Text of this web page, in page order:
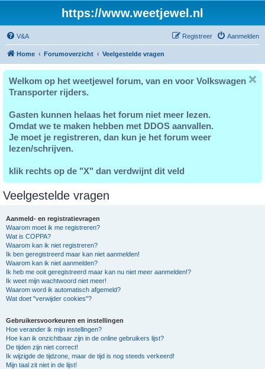
https://www.weetjewel.nl
V&A Aanmelden
Registreer
Home Forumoverzicht Veelgestelde vragen
Welkom op het weetjewel forum, van en voor Volkswagen
Transporter rijders.
Gasten kunnen helaas het forum niet meer lezen.
Omdat we te maken hebben met DDOS aanvallen.
Je moet je registreren, dan kun je het forum weer
lezen/schrijven.
klik rechts op de "X" dan verdwijnt dit veld
Veelgestelde vragen
Aanmeld- en registratievragen
Waarom moet ik me registreren?
Wat is COPPA?
Waarom kan ik niet registreren?
Ik ben geregistreerd maar kan niet aanmelden!
Waarom kan ik niet aanmelden?
Ik heb me ooit geregistreerd maar kan nu niet meer aanmelden!?
Ik weet mijn wachtwoord niet meer!
Waarom word ik automatisch afgemeld?
Wat doet "verwijder cookies"?
Gebruikersvoorkeuren en instellingen
Hoe verander ik mijn instellingen?
Hoe kan ik onzichtbaar zijn in de online gebruikers lijst?
De tijden zijn niet correct!
Ik wijzigde de tijdzone, maar de tijd is nog steeds verkeerd!
Mijn taal zit niet in de lijst!